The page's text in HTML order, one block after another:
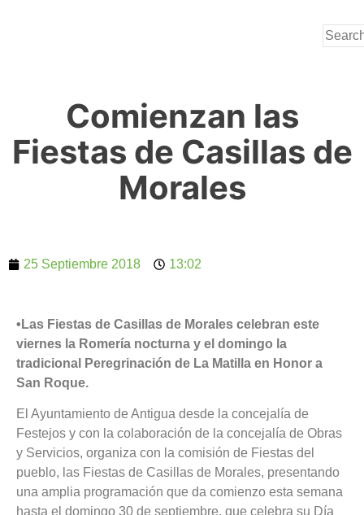
Comienzan las
Fiestas de Casillas de
Morales
25 Septiembre 2018 13:02
•Las Fiestas de Casillas de Morales celebran este
viernes la Romería nocturna y el domingo la
tradicional Peregrinación de La Matilla en Honor a
San Roque.
El Ayuntamiento de Antigua desde la concejalía de
Festejos y con la colaboración de la concejalía de Obras
y Servicios, organiza con la comisión de Fiestas del
pueblo, las Fiestas de Casillas de Morales, presentando
una amplia programación que da comienzo esta semana
hasta el domingo 30 de septiembre, que celebra su Día